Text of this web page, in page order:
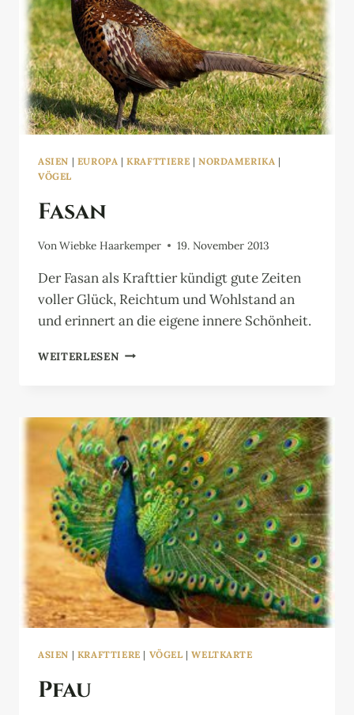
ASIEN | EUROPA |KRAFTTIERE | NORDAMERIKA |
VÖGEL
Fasan
VonWiebke Haarkemper 19. November 2013
Der Fasan als Krafttier kündigt gute Zeiten
voller Glück, Reichtum und Wohlstand an
und erinnert an die eigene innere Schönheit.
WEITERLESEN FASAN
ASIEN | KRAFTTIERE | VÖGEL |WELTKARTE
Pfau